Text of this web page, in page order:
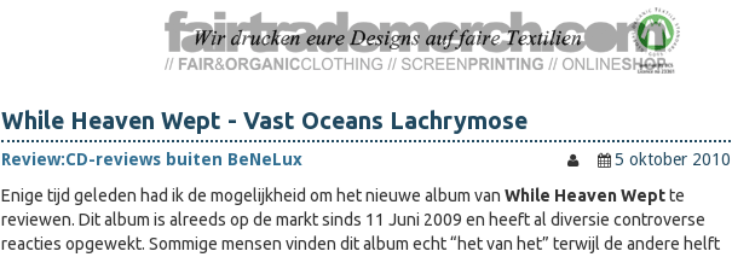
While Heaven Wept - Vast Oceans Lachrymose
Review:CD-reviews buiten BeNeLux
5 oktober 2010
Enige tijd geleden had ik de mogelijkheid om het nieuwe album van While Heaven Weptte
reviewen. Dit album is alreeds op de markt sinds 11 Juni 2009 en heeft al diversie controverse
reacties opgewekt. Sommige mensen vinden dit album echt “het van het” terwijl de andere helft